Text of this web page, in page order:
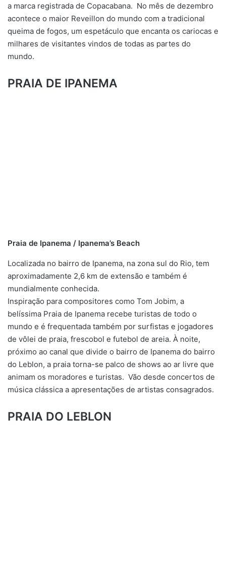
a marca registrada de Copacabana. No mês de dezembro
acontece o maior Reveillon do mundo com a tradicional
queima de fogos, um espetáculo que encanta os cariocas e
milhares de visitantes vindos de todas as partes do
mundo.​
PRAIA DE IPANEMA
Praia de Ipanema / Ipanema’s Beach
Localizada no bairro de Ipanema, na zona sul do Rio, tem
aproximadamente 2,6 km de extensão e também é
mundialmente conhecida.
Inspiração para compositores como Tom Jobim, a
belíssima Praia de Ipanema recebe turistas de todo o
mundo e é frequentada também por surfistas e jogadores
de vôlei de praia, frescobol e futebol de areia. À noite,
próximo ao canal que divide o bairro de Ipanema do bairro
do Leblon, a praia torna-se palco de shows ao ar livre que
animam os moradores e turistas. Vão desde concertos de
música clássica a apresentações de artistas consagrados.​
PRAIA DO LEBLON